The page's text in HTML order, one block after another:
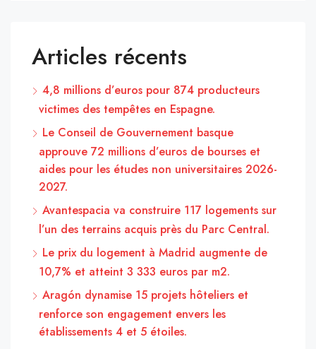
Articles récents
4,8 millions d’euros pour 874 producteurs
victimes des tempêtes en Espagne.
Le Conseil de Gouvernement basque
approuve 72 millions d’euros de bourses et
aides pour les études non universitaires 2026-
2027.
Avantespacia va construire 117 logements sur
l’un des terrains acquis près du Parc Central.
Le prix du logement à Madrid augmente de
10,7% et atteint 3 333 euros par m2.
Aragón dynamise 15 projets hôteliers et
renforce son engagement envers les
établissements 4 et 5 étoiles.